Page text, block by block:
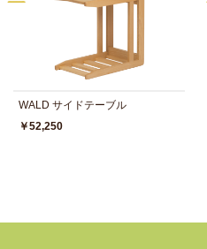
WALD サイドテーブル
￥52,250